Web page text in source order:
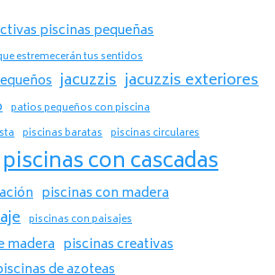
piscinas pequeñas
estremecerán tus sentidos
jacuzzis jacuzzis exteriores
patios pequeños con piscina
piscinas baratas piscinas circulares
piscinas con cascadas
piscinas con madera
piscinas con paisajes
madera piscinas creativas
de azoteas